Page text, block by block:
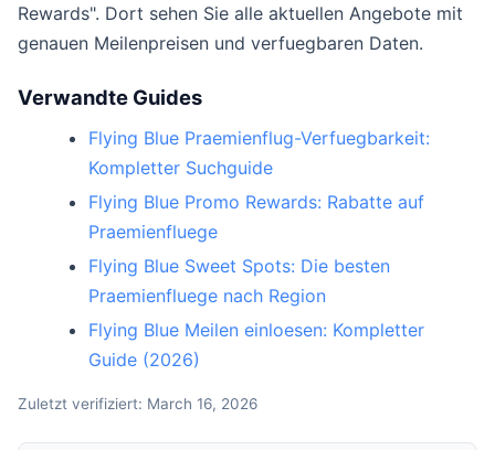
Rewards". Dort sehen Sie alle aktuellen Angebote mit
genauen Meilenpreisen und verfuegbaren Daten.
Verwandte Guides
Flying Blue Praemienflug-Verfuegbarkeit:
Kompletter Suchguide
Flying Blue Promo Rewards: Rabatte auf
Praemienfluege
Flying Blue Sweet Spots: Die besten
Praemienfluege nach Region
Flying Blue Meilen einloesen: Kompletter
Guide (2026)
Zuletzt verifiziert: March 16, 2026